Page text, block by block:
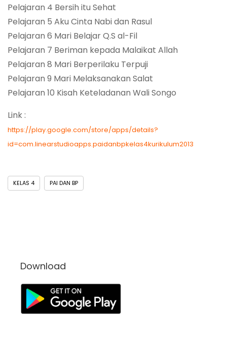
Pelajaran 4 Bersih itu Sehat
Pelajaran 5 Aku Cinta Nabi dan Rasul
Pelajaran 6 Mari Belajar Q.S al-Fil
Pelajaran 7 Beriman kepada Malaikat Allah
Pelajaran 8 Mari Berperilaku Terpuji
Pelajaran 9 Mari Melaksanakan Salat
Pelajaran 10 Kisah Keteladanan Wali Songo
Link :
https://play.google.com/store/apps/details?
id=com.linearstudioapps.paidanbpkelas4kurikulum2013
KELAS 4 PAI DAN BP
Download